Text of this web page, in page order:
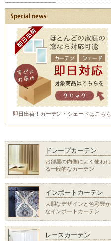
即日出荷！カーテン・シェードはこちら
ドレープカーテン
お部屋の内側によく使われ
る一般的なカーテン
インポートカーテン
大胆なデザインと色彩豊か
なインポートカーテン
レースカーテン